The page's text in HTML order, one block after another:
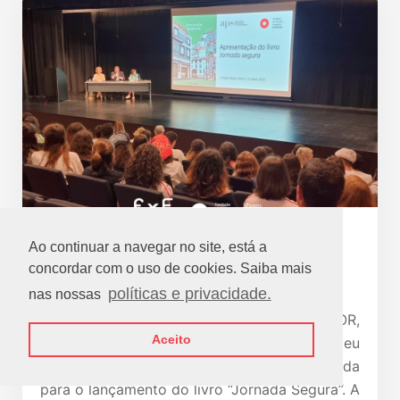
Ao continuar a navegar no site, está a
concordar com o uso de cookies. Saiba mais
nas nossas políticas e privacidade.
Aceito
Lançamento do Livro “Jornada Segura”
no colégio EFANOR
No dia 27 de abril, o Colégio EFANOR,
parceiro do No Poupar Está o Ganho, recebeu
a Fundação Dr. António Cupertino de Miranda
para o lançamento do livro “Jornada Segura”. A